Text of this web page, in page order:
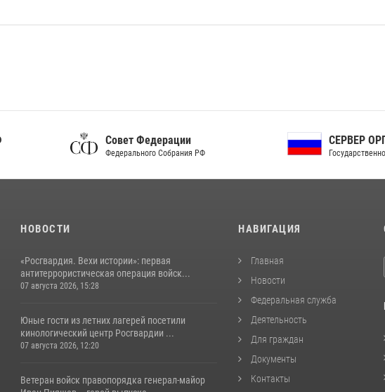
Совет Федерации
Федерального Собрания РФ
СЕРВЕР ОРГАНОВ
Государственной власти РФ
НОВОСТИ
«Росгвардия. Вехи истории»: первая
антитеррористическая операция войск...
07 августа 2026, 15:28
Юные гости из летних лагерей посетили
кинологический центр Росгвардии ...
07 августа 2026, 12:20
Ветеран войск правопорядка генерал-майор
НАВИГАЦИЯ
Главная
Новости
Федеральная служба
Деятельность
Для граждан
Документы
Контакты